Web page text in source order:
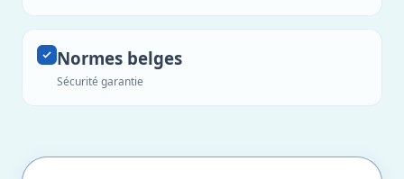
Normes belges
Sécurité garantie